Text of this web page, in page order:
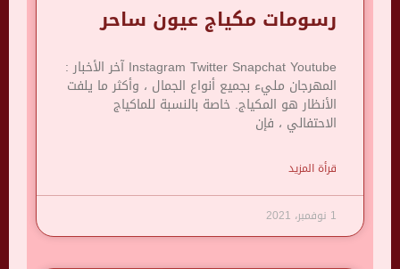
رسومات مكياج عيون ساحر
Instagram Twitter Snapchat Youtube آخر الأخبار :
المهرجان مليء بجميع أنواع الجمال ، وأكثر ما يلفت
الأنظار هو المكياج. خاصة بالنسبة للماكياج
الاحتفالي ، فإن
قرأة المزيد
1 نوفمبر، 2021